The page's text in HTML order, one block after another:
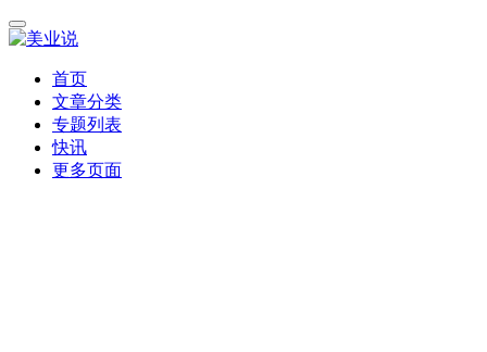
首页
文章分类
专题列表
快讯
更多页面